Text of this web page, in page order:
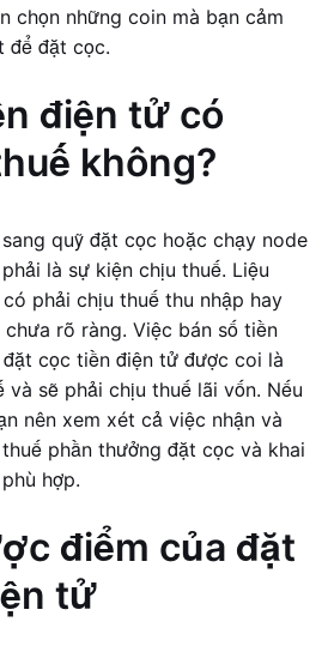
chọn những coin mà bạn cảm
để đặt cọc.
điện tử có
không?
quỹ đặt cọc hoặc chạy node
là sự kiện chịu thuế. Liệu
phải chịu thuế thu nhập hay
rõ ràng. Việc bán số tiền
cọc tiền điện tử được coi là
và sẽ phải chịu thuế lãi vốn. Nếu
nên xem xét cả việc nhận và
phần thưởng đặt cọc và khai
hợp.
điểm của đặt
tử